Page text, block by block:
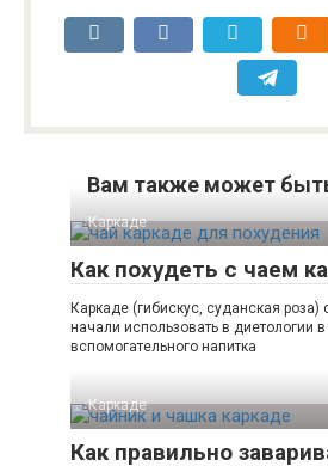
Вам также может
Каркаде
Как похудеть с чаем
Каркаде (гибискус, суданская
начали использовать в диетологии
вспомогательного напитка
Каркаде
Как правильно